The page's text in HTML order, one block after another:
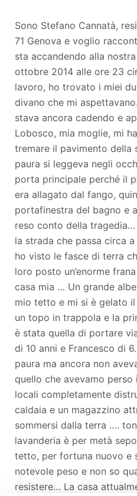
Sono Stefano Cannatà,
71 Genova e voglio
sta accandendo alla
ottobre 2014 alle ore 23
lavoro, ho trovato i miei
divano che mi
stava ancora cadendo e
Lobosco, mia moglie, mi
tremare il pavimento della
paura si leggeva negli
porta principale perché il
era allagato dal fango,
portafinestra del bagno e
reso conto della
la strada che passa circa
ho visto le fasce di terra
loro posto un’enorme
casa mia … Un grande
mio tetto e mi si è gelato
un topo in trappola e la
è stata quella di portare
di 10 anni e Francesco di
paura ma ancora non
quello che avevamo
locali completamente
caldaia e un magazzino
sommersi dalla terra ….
lavanderia è per metà
tetto, per fortuna nuovo e
notevole peso e non so
resistere… La casa